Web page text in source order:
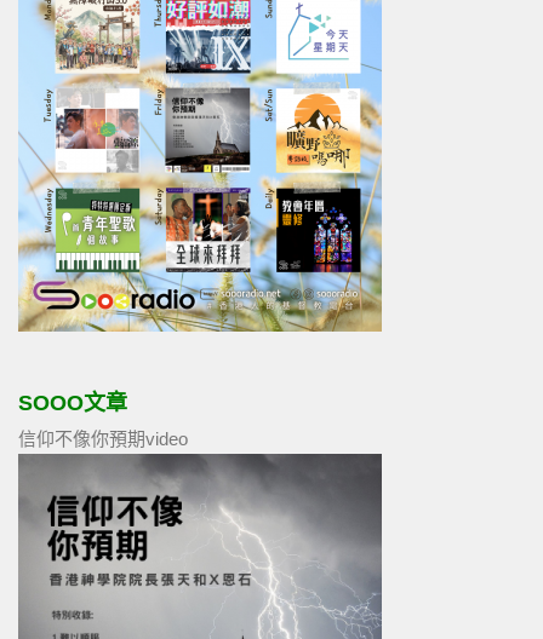
SOOO文章
信仰不像你預期video